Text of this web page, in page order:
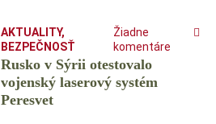
AKTUALITY,
BEZPEČNOSŤ
Žiadne
komentáre
Rusko v Sýrii otestovalo
vojenský laserový systém
Peresvet